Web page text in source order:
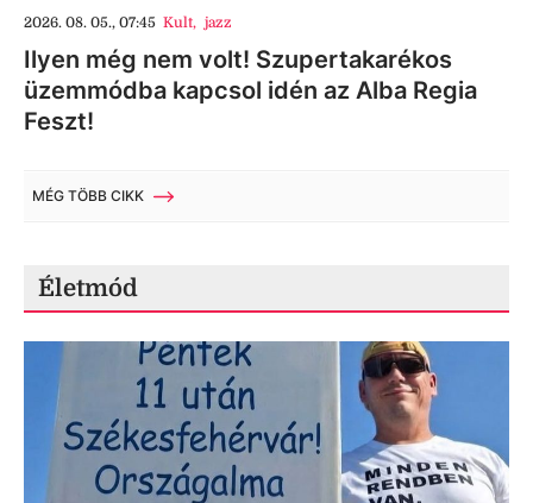
2026. 08. 05., 07:45 Kult, jazz
Ilyen még nem volt! Szupertakarékos
üzemmódba kapcsol idén az Alba Regia
Feszt!
MÉG TÖBB CIKK
Életmód